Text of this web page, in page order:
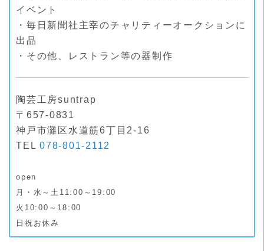
イベント
・毎日新聞社主宰のチャリティーオークションに
出品
・その他、レストラン等の器制作
陶芸工房suntrap
〒657-0831
神戸市灘区水道筋6丁目2-16
TEL078-801-2112
open
月・水～土11:00～19:00
火10:00～18:00
日祝お休み